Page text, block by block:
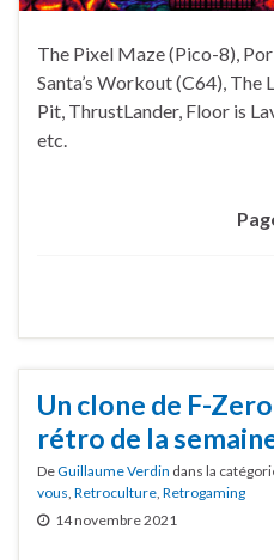
The Pixel Maze (Pico-8),
Santa’s Workout (C64), The
Pit, ThrustLander, Floor is
etc.
Un clone de F-
rétro de la
DeGuillaume Verdin dans la
vous Retroculture Retrogaming
14 novembre 2021